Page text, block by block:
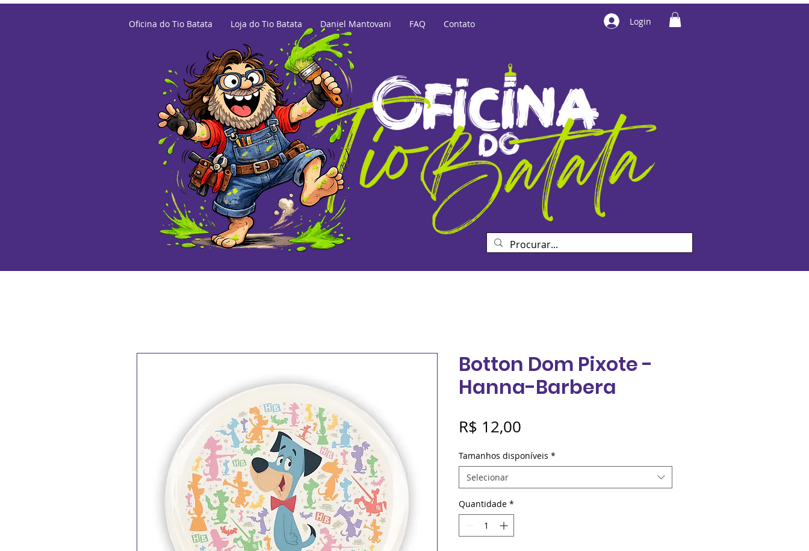
Oficina do Tio Batata Loja do Tio Batata Daniel Mantovani FAQ Contato Login
Botton Dom Pixote -
Hanna-Barbera
R$ 12,00
Tamanhos disponíveis *
Selecionar
Quantidade *